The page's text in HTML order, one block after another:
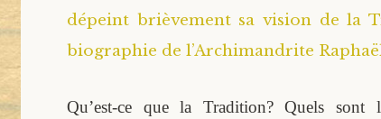
dépeint brièvement sa vision de la
biographie de l’Archimandrite
Qu’est-ce que la Tradition? Quels